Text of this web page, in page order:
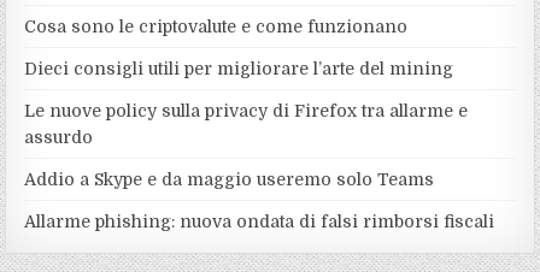
Cosa sono le criptovalute e come funzionano
Dieci consigli utili per migliorare l’arte del mining
Le nuove policy sulla privacy di Firefox tra allarme e
assurdo
Addio a Skype e da maggio useremo solo Teams
Allarme phishing: nuova ondata di falsi rimborsi fiscali